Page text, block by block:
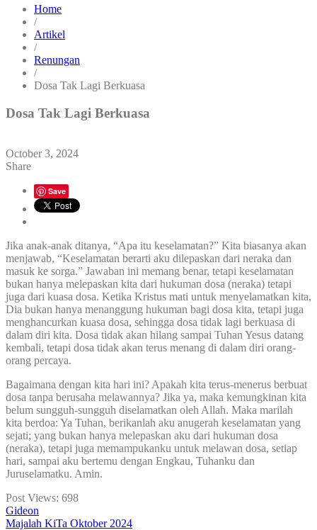
Home
/
Artikel
/
Renungan
/
Dosa Tak Lagi Berkuasa
Dosa Tak Lagi Berkuasa
October 3, 2024
Share
Save
Jika anak-anak ditanya, “Apa itu keselamatan?” Kita biasanya akan
menjawab, “Keselamatan berarti aku dilepaskan dari neraka dan
masuk ke sorga.” Jawaban ini memang benar, tetapi keselamatan
bukan hanya melepaskan kita dari hukuman dosa (neraka) tetapi
juga dari kuasa dosa. Ketika Kristus mati untuk menyelamatkan kita,
Dia bukan hanya menanggung hukuman bagi dosa kita, tetapi juga
menghancurkan kuasa dosa, sehingga dosa tidak lagi berkuasa di
dalam diri kita. Dosa tidak akan hilang sampai Tuhan Yesus datang
kembali, tetapi dosa tidak akan terus menang di dalam diri orang-
orang percaya.
Bagaimana dengan kita hari ini? Apakah kita terus-menerus berbuat
dosa tanpa berusaha melawannya? Jika ya, maka kemungkinan kita
belum sungguh-sungguh diselamatkan oleh Allah. Maka marilah
kita berdoa: Ya Tuhan, berikanlah aku anugerah keselamatan yang
sejati; yang bukan hanya melepaskan aku dari hukuman dosa
(neraka), tetapi juga memampukanku untuk melawan dosa, setiap
hari, sampai aku bertemu dengan Engkau, Tuhanku dan
Juruselamatku. Amin.
Post Views: 698
Gideon
Majalah KiTa Oktober 2024